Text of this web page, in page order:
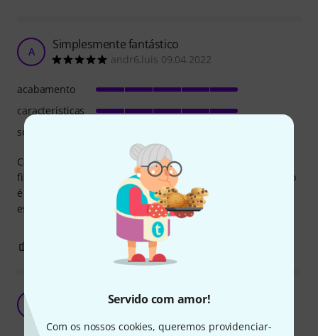
Servido com amor!
Com os nossos cookies, queremos providenciar-
A Simplesmente fantástico
andr6.luis 09.04.2022
Comprei como prenda de Natal para o meu irmão e ele
ficou absolutamente deslumbrado. O acabamento do baixo
é impressionante, esteticamente imbatível e o som é
espectacular. Pelo preço acho que é imbatível.
acabamento
características
som
REPORTAR A CRÍTICA
F Óptimo baixo por preço acessível